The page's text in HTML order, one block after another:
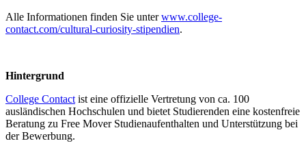
Alle Informationen finden Sie unterwww.college-
contact.com/cultural-curiosity-stipendien.
Hintergrund
College Contact ist eine offizielle Vertretung von ca. 100
ausländischen Hochschulen und bietet Studierenden eine kostenfreie
Beratung zu Free Mover Studienaufenthalten und Unterstützung bei
der Bewerbung.